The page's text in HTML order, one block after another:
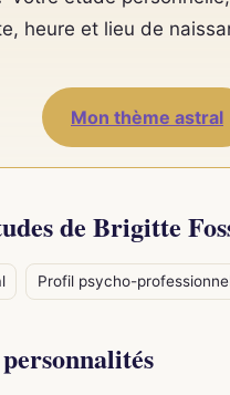
heure et lieu de
Mon thème astral
de Brigitte
Profil psycho-